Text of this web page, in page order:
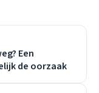
Een
de oorzaak